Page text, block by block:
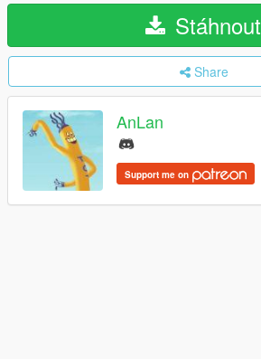
Stáhnout
Share
AnLan
Support me on